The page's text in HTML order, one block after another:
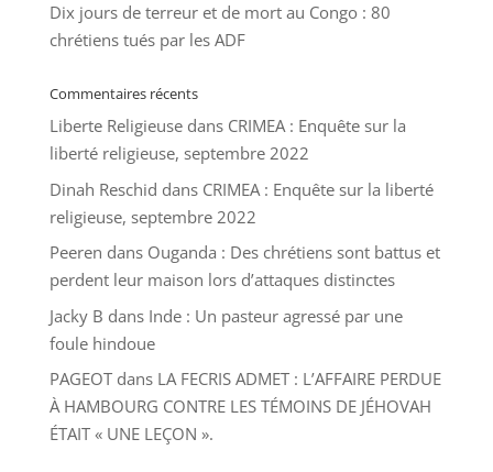
Dix jours de terreur et de mort au Congo : 80
chrétiens tués par les ADF
Commentaires récents
Liberte Religieusedans CRIMEA : Enquête sur la
liberté religieuse, septembre 2022
Dinah Reschid dans CRIMEA : Enquête sur la liberté
religieuse, septembre 2022
Peeren dans Ouganda : Des chrétiens sont battus et
perdent leur maison lors d’attaques distinctes
Jacky B dans Inde : Un pasteur agressé par une
foule hindoue
PAGEOTdans LA FECRIS ADMET : L’AFFAIRE PERDUE
À HAMBOURG CONTRE LES TÉMOINS DE JÉHOVAH
ÉTAIT « UNE LEÇON ».